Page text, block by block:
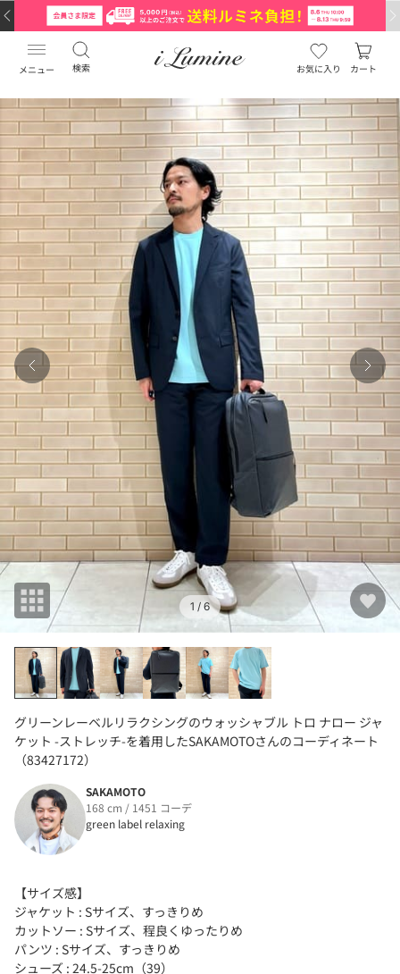
メニュー 検索 お気に入り カート
1 / 6
グリーンレーベルリラクシングのウォッシャブル トロ ナロー ジャ
ケット -ストレッチ-を着用したSAKAMOTOさんのコーディネート
（83427172）
SAKAMOTO
168 cm / 1451 コーデ
green label relaxing
【サイズ感】
ジャケット : Sサイズ、すっきりめ
カットソー : Sサイズ、程良くゆったりめ
パンツ : Sサイズ、すっきりめ
シューズ : 24.5-25cm（39）